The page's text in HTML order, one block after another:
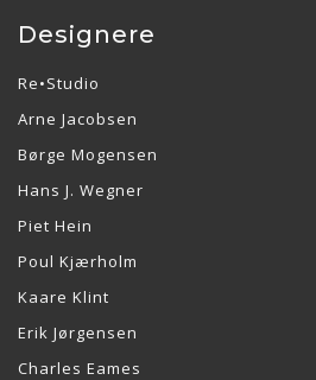
Designere
Re•Studio
Arne Jacobsen
Børge Mogensen
Hans J. Wegner
Piet Hein
Poul Kjærholm
Kaare Klint
Erik Jørgensen
Charles Eames